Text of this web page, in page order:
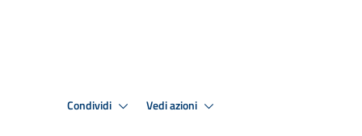
Condividi Vedi azioni